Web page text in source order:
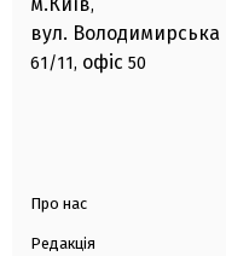
,
вул. Володимирська
61/11, офіс 50
Про нас
Редакція